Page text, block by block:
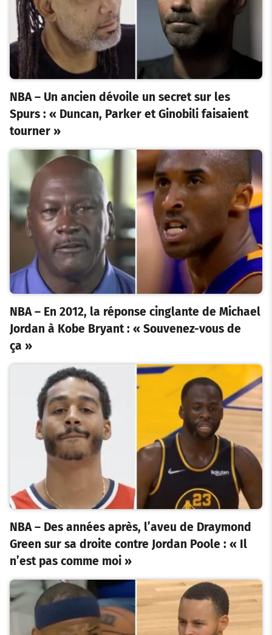
NBA – Un ancien dévoile un secret sur les
Spurs : « Duncan, Parker et Ginobili faisaient
tourner »
NBA – En 2012, la réponse cinglante de Michael
Jordan à Kobe Bryant : « Souvenez-vous de
ça »
NBA – Des années après, l’aveu de Draymond
Green sur sa droite contre Jordan Poole : « Il
n’est pas comme moi »